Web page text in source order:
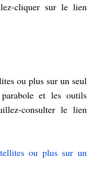
cliquer sur le lien
ou plus sur un seul
et les outils
consulter le lien
ou plus sur un